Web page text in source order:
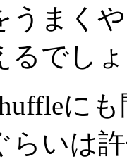
うまく
るでし
に
らいは